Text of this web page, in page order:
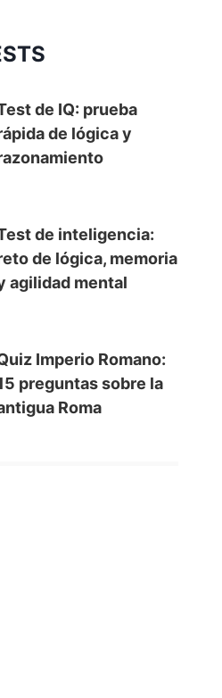
de IQ: prueba
de lógica y
de inteligencia:
de lógica, memoria
agilidad mental
Imperio Romano:
preguntas sobre la
Roma